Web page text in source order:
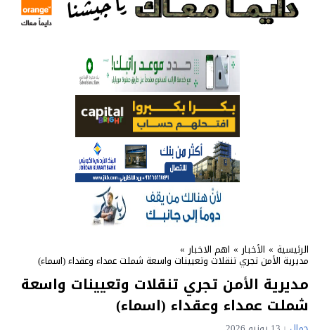
الملكة علياء الدولي – صور
العلمية الثقافية الأردنية
حملة للتبرع بالدم في جامعة الزيتونة الأردنية
الرئيسية » الأخبار » اهم الاخبار »
مديرية الأمن تجري تنقلات وتعيينات واسعة شملت عمداء وعقداء (اسماء)
مديرية الأمن تجري تنقلات وتعيينات واسعة
شملت عمداء وعقداء (اسماء)